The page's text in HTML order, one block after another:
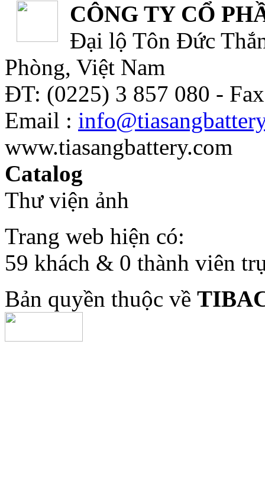
CÔNG TY CỔ
Đại lộ Tôn Đức
Phòng, Việt Nam
ĐT: (0225) 3 857 080 -
Email :
www.tiasangbattery.com
Catalog
Thư viện ảnh
Trang web hiện có:
59 khách & 0 thành viên
Bản quyền thuộc về